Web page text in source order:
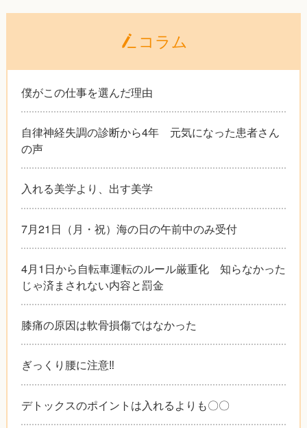
コラム
僕がこの仕事を選んだ理由
自律神経失調の診断から4年 元気になった患者さん
の声
入れる美学より、出す美学
7月21日（月・祝）海の日の午前中のみ受付
4月1日から自転車運転のルール厳重化 知らなかった
じゃ済まされない内容と罰金
膝痛の原因は軟骨損傷ではなかった
ぎっくり腰に注意‼︎
デトックスのポイントは入れるよりも〇〇